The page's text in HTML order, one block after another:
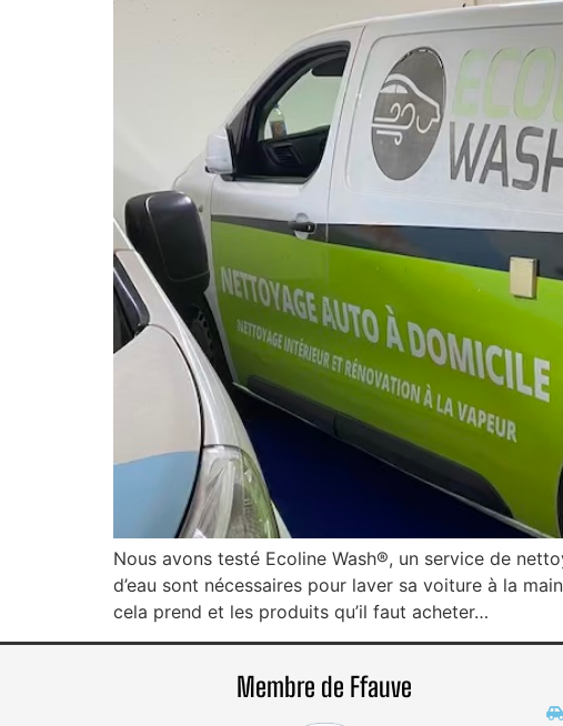
Nous avons testé Ecoline Wash®, un service de
d’eau sont nécessaires pour laver sa voiture à la
cela prend et les produits qu’il faut acheter…
Membre de Ffauve